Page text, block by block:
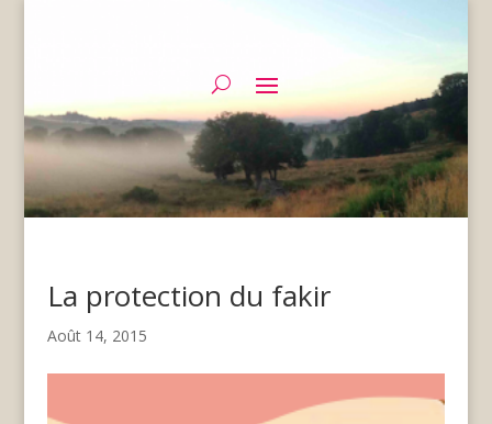
La protection du fakir
Août 14, 2015